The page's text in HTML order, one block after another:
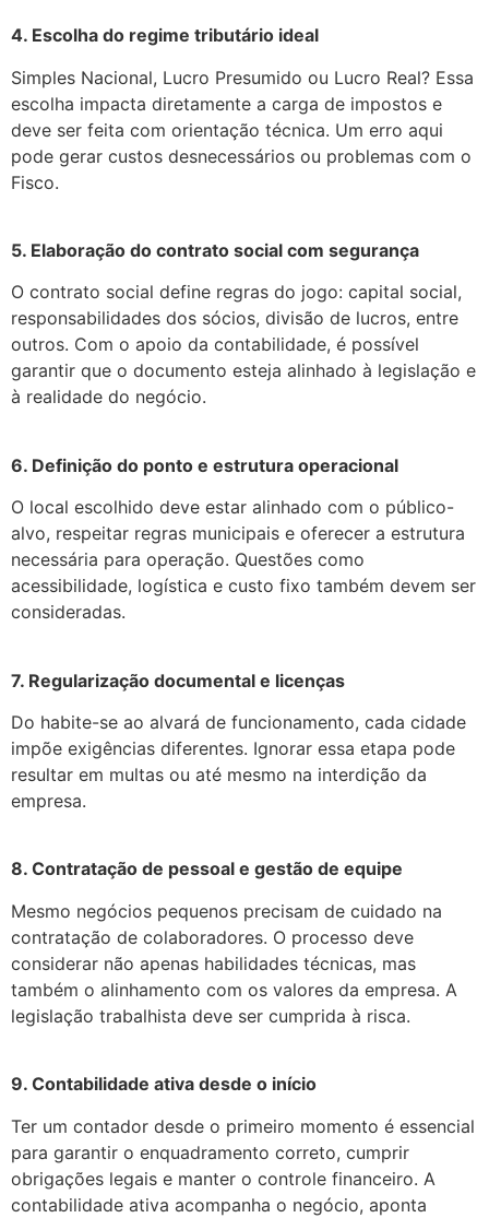
4. Escolha do regime tributário ideal
Simples Nacional, Lucro Presumido ou Lucro Real? Essa
escolha impacta diretamente a carga de impostos e
deve ser feita com orientação técnica. Um erro aqui
pode gerar custos desnecessários ou problemas com o
Fisco.
5. Elaboração do contrato social com segurança
O contrato social define regras do jogo: capital social,
responsabilidades dos sócios, divisão de lucros, entre
outros. Com o apoio da contabilidade, é possível
garantir que o documento esteja alinhado à legislação e
à realidade do negócio.
6. Definição do ponto e estrutura operacional
O local escolhido deve estar alinhado com o público-
alvo, respeitar regras municipais e oferecer a estrutura
necessária para operação. Questões como
acessibilidade, logística e custo fixo também devem ser
consideradas.
7. Regularização documental e licenças
Do habite-se ao alvará de funcionamento, cada cidade
impõe exigências diferentes. Ignorar essa etapa pode
resultar em multas ou até mesmo na interdição da
empresa.
8. Contratação de pessoal e gestão de equipe
Mesmo negócios pequenos precisam de cuidado na
contratação de colaboradores. O processo deve
considerar não apenas habilidades técnicas, mas
também o alinhamento com os valores da empresa. A
legislação trabalhista deve ser cumprida à risca.
9. Contabilidade ativa desde o início
Ter um contador desde o primeiro momento é essencial
para garantir o enquadramento correto, cumprir
obrigações legais e manter o controle financeiro. A
contabilidade ativa acompanha o negócio, aponta